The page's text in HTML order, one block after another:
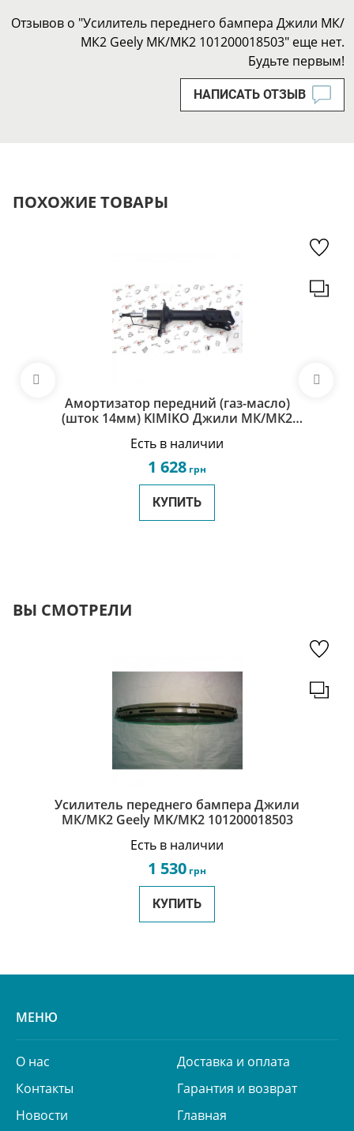
Отзывов о "Усилитель переднего бампера Джили МК/
МК2 Geely MK/MK2 101200018503" еще нет.
Будьте первым!
НАПИСАТЬ ОТЗЫВ
ПОХОЖИЕ ТОВАРЫ
Амортизатор передний (газ-масло)
(шток 14мм) KIMIKO Джили МК/МК2
Есть в наличии
1 628 грн
КУПИТЬ
ВЫ СМОТРЕЛИ
Усилитель переднего бампера Джили
МК/МК2 Geely MK/MK2 101200018503
Есть в наличии
1 530 грн
КУПИТЬ
МЕНЮ
О нас
Доставка и оплата
Контакты
Гарантия и возврат
Новости
Главная